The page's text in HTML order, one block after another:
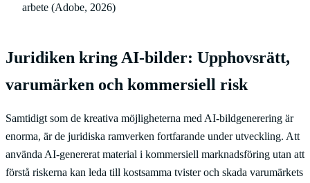
arbete (Adobe, 2026)
Juridiken kring AI-bilder: Upphovsrätt,
varumärken och kommersiell risk
Samtidigt som de kreativa möjligheterna med AI-bildgenerering är
enorma, är de juridiska ramverken fortfarande under utveckling. Att
använda AI-genererat material i kommersiell marknadsföring utan att
förstå riskerna kan leda till kostsamma tvister och skada varumärkets